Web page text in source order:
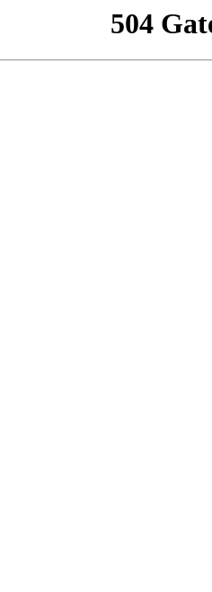
504